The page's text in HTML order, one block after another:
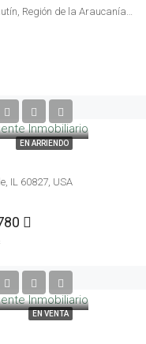
EN ARRIENDO
IL 60827, USA
EN VENTA